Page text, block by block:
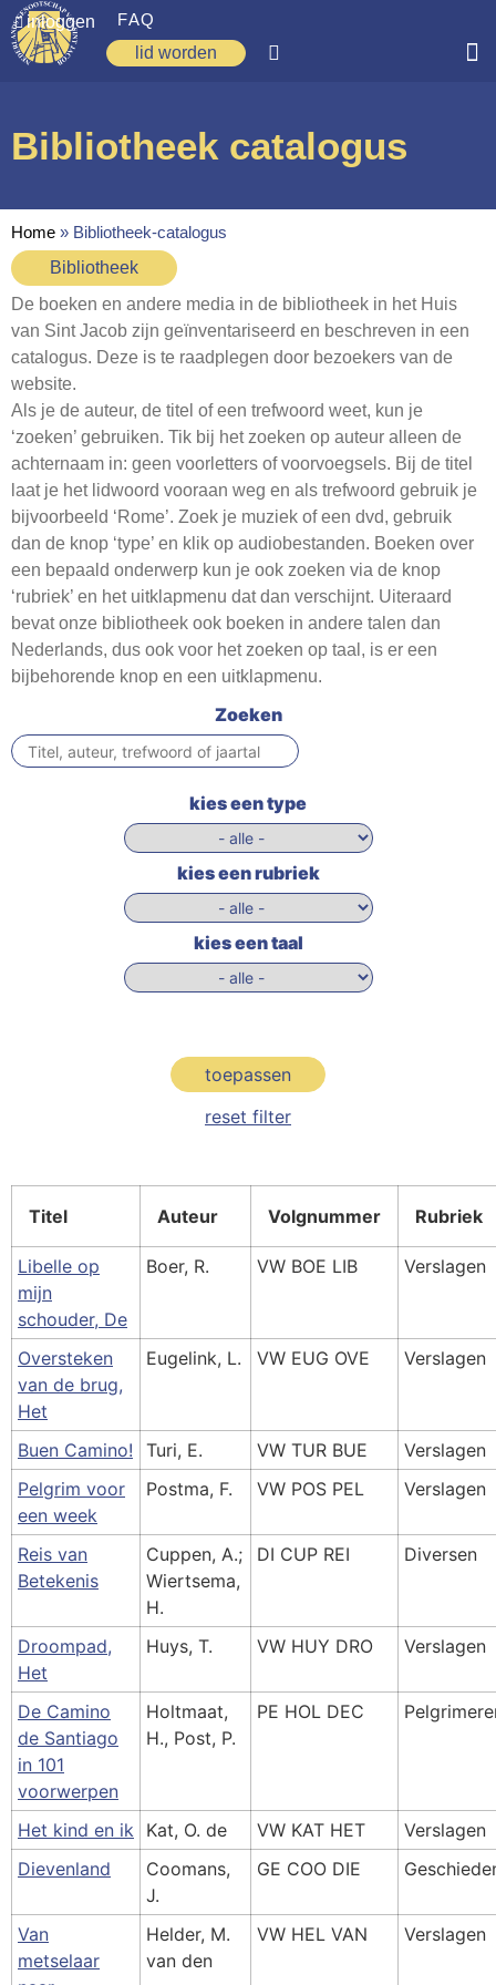
inloggen
FAQ
lid worden
Zoeken
Op weg
Spirituele reis
Ervaringen
Regio’s
Nieuws
Agenda
Webshop
Contact
Bibliotheek catalogus
Home » Bibliotheek-catalogus
Bibliotheek
De boeken en andere media in de bibliotheek in het Huis
van Sint Jacob zijn geïnventariseerd en beschreven in een
catalogus. Deze is te raadplegen door bezoekers van de
website.
Als je de auteur, de titel of een trefwoord weet, kun je
‘zoeken’ gebruiken. Tik bij het zoeken op auteur alleen de
achternaam in: geen voorletters of voorvoegsels. Bij de titel
laat je het lidwoord vooraan weg en als trefwoord gebruik je
bijvoorbeeld ‘Rome’. Zoek je muziek of een dvd, gebruik
dan de knop ‘type’ en klik op audiobestanden. Boeken over
een bepaald onderwerp kun je ook zoeken via de knop
‘rubriek’ en het uitklapmenu dat dan verschijnt. Uiteraard
bevat onze bibliotheek ook boeken in andere talen dan
Nederlands, dus ook voor het zoeken op taal, is er een
bijbehorende knop en een uitklapmenu.
Zoeken
kies een type
kies een rubriek
kies een taal
toepassen
reset filter
Titel Auteur Volgnummer Rubriek
Libelle op
mijn
schouder, De
Boer, R. VW BOE LIB Verslagen
Oversteken
van de brug,
Het
Eugelink, L. VW EUG OVE Verslagen
Buen Camino! Turi, E. VW TUR BUE
Verslagen
Pelgrim voor
een week
Postma, F. VW POS PEL Verslagen
Reis van
Betekenis
Cuppen, A.;
Wiertsema,
H.
DI CUP REI Diversen
Droompad,
Het
Huys, T. VW HUY DRO Verslagen
De Camino
de Santiago
in 101
voorwerpen
Holtmaat,
H., Post, P.
PE HOL DEC
Het kind en ik Kat, O. de VW KAT HET
Verslagen
Dievenland
Coomans,
J.
GE COO DIE
Van
metselaar
Helder, M.
van den
VW HEL VAN Verslagen